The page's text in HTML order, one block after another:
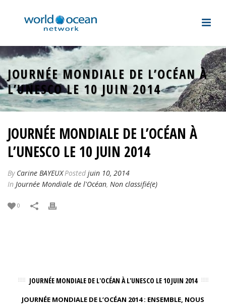
JOURNÉE MONDIALE DE L’OCÉAN À
L’UNESCO LE 10 JUIN 2014
JOURNÉE MONDIALE DE L’OCÉAN À
L’UNESCO LE 10 JUIN 2014
By Carine BAYEUXPosted juin 10, 2014
In Journée Mondiale de l'Océan, Non classifié(e)
0
JOURNÉE MONDIALE DE L'OCÉAN À L'UNESCO LE 10 JUIN 2014
JOURNÉE MONDIALE DE L’OCÉAN 2014 : ENSEMBLE, NOUS